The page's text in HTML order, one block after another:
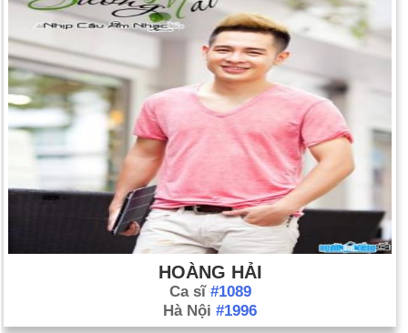
HOÀNG HẢI
Ca sĩ #1089
Hà Nội #1996